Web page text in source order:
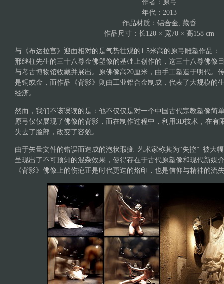
年代：2013
作品材质：铝合金, 藏香
作品尺寸：长120 × 宽70 × 高158 cm
与《布达拉宫》迎面相对的是气势壮观的1.5米高的原弓雕塑作品：
邢继柱先生的三十八尊金佛塑像的基础上创作的，这三十八尊佛像
与考古博物馆收藏并展出。原佛像高20厘米，由手工塑造于明代。
是铜或金，而作品《背影》则由工业铝合金制成，代表了大规模的
经济。
然而，我们不该误读的是：他不仅仅是对一个中国古代宗教塑像简
原弓仅仅展现了佛像的背影，而在制作过程中，利用3D技术，在有
失去了脸部，改变了容貌。
由于矢量文件的错误而造成的泡状瑕疵–艺术家称其为“失控”–被大
呈现出了不可预知的混杂效果，使得存在于古代原塑像和现代新媒
《背影》佛像上的伤疤正是时代更迭的烙印，也是信仰与精神的流